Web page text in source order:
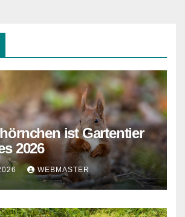
ist Gartentier
2026
WEBMASTER